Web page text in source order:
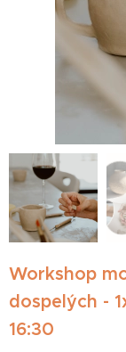
Workshop
dospelých -
16:30